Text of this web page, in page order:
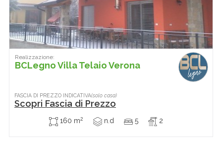
Realizzazione:
BCLegno Villa Telaio Verona
FASCIA DI PREZZO INDICATIVA(solo casa)
Scopri Fascia di Prezzo
160 m2 n.d 5 2